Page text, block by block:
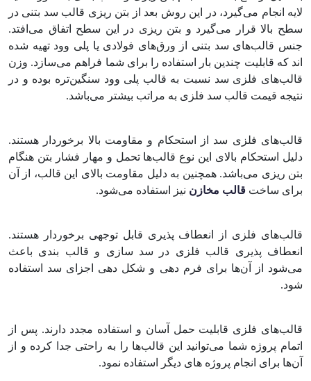
لایه انجام می‌گیرد، در این روش بعد از بتن ریزی قالب سد بتنی در
سطح بالا قرار می‌گیرد و بتن ریزی در این سطح اتفاق می‌افتد.
جنس‌ قالب‌های سد بتنی از ورق‌های فولادی یا پلی وود تهیه شده
اند که قابلیت چندین بار استفاده را برای شما فراهم می‌سازد. وزن
قالب‌های فلزی سد نسبت به قالب پلی وود سنگین‌تره بوده و در
نتیجه قیمت قالب سد فلزی به مراتب بیشتر می‌باشد.
قالب‌های فلزی سد از استحکام و مقاومت بالا برخوردار هستند.
دلیل استحکام بالای این نوع قالب‌ها تحمل و مهار فشار بتن هنگام
بتن ریزی می‌باشد. همچنین به دلیل مقاومت بالای این قالب، از آن
برای ساخت قالب مخازن نیز استفاده می‌شود.
قالب‌های فلزی از انعطاف پذیری قابل توجهی برخوردار هستند.
انعطاف پذیری قالب فلزی در سد سازی و قالب بندی باعث
می‌شود از آن‌ها برای فرم دهی و شکل دهی اجزای سد استفاده
شود.
قالب‌های فلزی قابلیت حمل آسان و استفاده مجدد دارند. پس از
اتمام پروژه شما می‌توانید این قالب‌ها را به راحتی جدا کرده و از
آن‌ها برای انجام پروژه های دیگر استفاده نمود.